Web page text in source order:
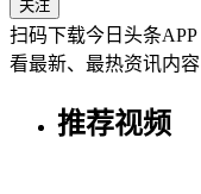
关注
扫码下载今日头条APP
看最新、最热资讯内容
推荐视频